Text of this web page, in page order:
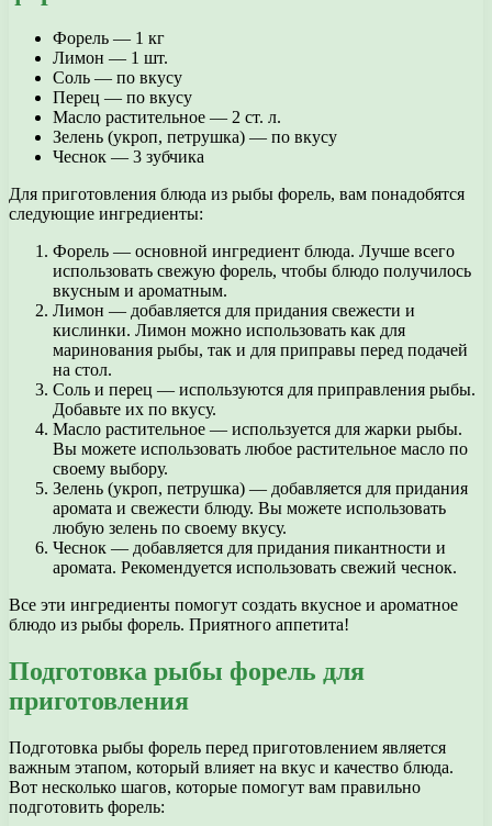
Форель — 1 кг
Лимон — 1 шт.
Соль — по вкусу
Перец — по вкусу
Масло растительное — 2 ст. л.
Зелень (укроп, петрушка) — по вкусу
Чеснок — 3 зубчика
Для приготовления блюда из рыбы форель, вам понадобятся
следующие ингредиенты:
Форель — основной ингредиент блюда. Лучше всего
использовать свежую форель, чтобы блюдо получилось
вкусным и ароматным.
Лимон — добавляется для придания свежести и
кислинки. Лимон можно использовать как для
маринования рыбы, так и для приправы перед подачей
на стол.
Соль и перец — используются для приправления рыбы.
Добавьте их по вкусу.
Масло растительное — используется для жарки рыбы.
Вы можете использовать любое растительное масло по
своему выбору.
Зелень (укроп, петрушка) — добавляется для придания
аромата и свежести блюду. Вы можете использовать
любую зелень по своему вкусу.
Чеснок — добавляется для придания пикантности и
аромата. Рекомендуется использовать свежий чеснок.
Все эти ингредиенты помогут создать вкусное и ароматное
блюдо из рыбы форель. Приятного аппетита!
Подготовка рыбы форель для
приготовления
Подготовка рыбы форель перед приготовлением является
важным этапом, который влияет на вкус и качество блюда.
Вот несколько шагов, которые помогут вам правильно
подготовить форель: